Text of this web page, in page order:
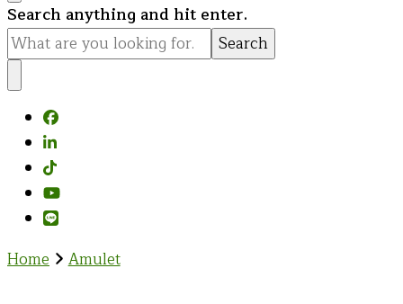
Looking
for
Something?
Search anything and hit enter.
Home Amulet